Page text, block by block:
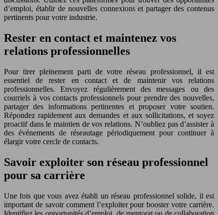
d’emploi, établir de nouvelles connexions et partager des contenus
pertinents pour votre industrie.
Rester en contact et maintenez vos
relations professionnelles
Pour tirer pleinement parti de votre réseau professionnel, il est
essentiel de rester en contact et de maintenir vos relations
professionnelles. Envoyez régulièrement des messages ou des
courriels à vos contacts professionnels pour prendre des nouvelles,
partager des informations pertinentes et proposer votre soutien.
Répondez rapidement aux demandes et aux sollicitations, et soyez
proactif dans le maintien de vos relations. N’oubliez pas d’assister à
des événements de réseautage périodiquement pour continuer à
élargir votre cercle de contacts.
Savoir exploiter son réseau professionnel
pour sa carrière
Une fois que vous avez établi un réseau professionnel solide, il est
important de savoir comment l’exploiter pour booster votre carrière.
Identifiez les opportunités d’emploi, de mentorat ou de collaboration